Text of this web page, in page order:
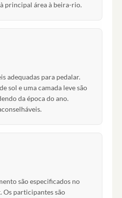
principal área à beira-rio.
adequadas para pedalar.
sol e uma camada leve são
da época do ano.
são especificados no
Os participantes são